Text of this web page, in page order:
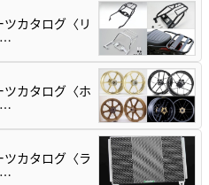
カタログ〈リ
…
カタログ〈ホ
…
カタログ〈ラ
…